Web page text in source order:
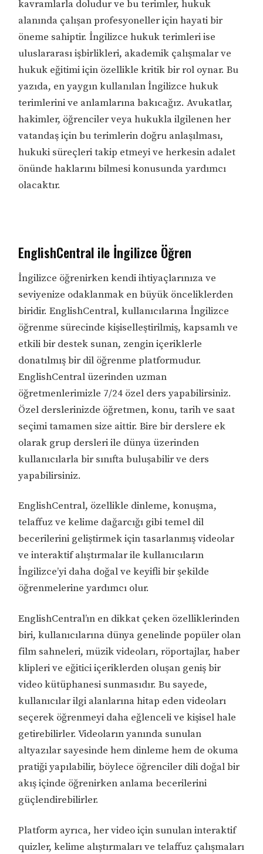
kavramlarla doludur ve bu terimler, hukuk
alanında çalışan profesyoneller için hayati bir
öneme sahiptir. İngilizce hukuk terimleri ise
uluslararası işbirlikleri, akademik çalışmalar ve
hukuk eğitimi için özellikle kritik bir rol oynar. Bu
yazıda, en yaygın kullanılan İngilizce hukuk
terimlerini ve anlamlarına bakıcağız. Avukatlar,
hakimler, öğrenciler veya hukukla ilgilenen her
vatandaş için bu terimlerin doğru anlaşılması,
hukuki süreçleri takip etmeyi ve herkesin adalet
önünde haklarını bilmesi konusunda yardımcı
olacaktır.
EnglishCentral ile İngilizce Öğren
İngilizce öğrenirken kendi ihtiyaçlarınıza ve
seviyenize odaklanmak en büyük önceliklerden
biridir. EnglishCentral, kullanıcılarına İngilizce
öğrenme sürecinde kişiselleştirilmiş, kapsamlı ve
etkili bir destek sunan, zengin içeriklerle
donatılmış bir dil öğrenme platformudur.
EnglishCentral üzerinden uzman
öğretmenlerimizle 7/24 özel ders yapabilirsiniz.
Özel derslerinizde öğretmen, konu, tarih ve saat
seçimi tamamen size aittir. Bire bir derslere ek
olarak grup dersleri ile dünya üzerinden
kullanıcılarla bir sınıfta buluşabilir ve ders
yapabilirsiniz.
EnglishCentral, özellikle dinleme, konuşma,
telaffuz ve kelime dağarcığı gibi temel dil
becerilerini geliştirmek için tasarlanmış videolar
ve interaktif alıştırmalar ile kullanıcıların
İngilizce’yi daha doğal ve keyifli bir şekilde
öğrenmelerine yardımcı olur.
EnglishCentral’ın en dikkat çeken özelliklerinden
biri, kullanıcılarına dünya genelinde popüler olan
film sahneleri, müzik videoları, röportajlar, haber
klipleri ve eğitici içeriklerden oluşan geniş bir
video kütüphanesi sunmasıdır. Bu sayede,
kullanıcılar ilgi alanlarına hitap eden videoları
seçerek öğrenmeyi daha eğlenceli ve kişisel hale
getirebilirler. Videoların yanında sunulan
altyazılar sayesinde hem dinleme hem de okuma
pratiği yapılabilir, böylece öğrenciler dili doğal bir
akış içinde öğrenirken anlama becerilerini
güçlendirebilirler.
Platform ayrıca, her video için sunulan interaktif
quizler, kelime alıştırmaları ve telaffuz çalışmaları